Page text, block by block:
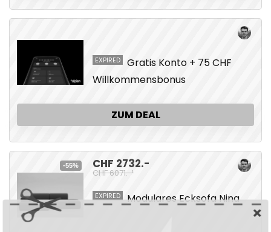
EXPIRED
Gratis Konto + 75 CHF
Willkommensbonus
ZUM DEAL
-55% CHF 2732.-
CHF 6071.-¹
EXPIRED Modulares Ecksofa Nina